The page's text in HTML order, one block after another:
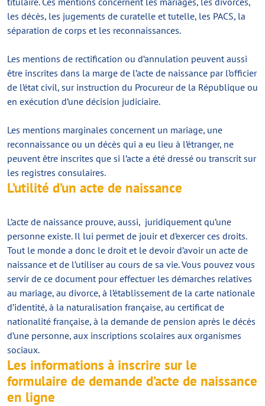
les décès, les jugements de curatelle et tutelle, les PACS, la
séparation de corps et les reconnaissances.
Les mentions de rectification ou d’annulation peuvent aussi
être inscrites dans la marge de l’acte de naissance par l’officier
de l’état civil, sur instruction du Procureur de la République ou
en exécution d’une décision judiciaire.
Les mentions marginales concernent un mariage, une
reconnaissance ou un décès qui a eu lieu à l’étranger, ne
peuvent être inscrites que si l’acte a été dressé ou transcrit sur
les registres consulaires.
L’utilité d’un acte de naissance
L’acte de naissance prouve, aussi, juridiquement qu’une
personne existe. Il lui permet de jouir et d’exercer ces droits.
Tout le monde a donc le droit et le devoir d’avoir un acte de
naissance et de l’utiliser au cours de sa vie. Vous pouvez vous
servir de ce document pour effectuer les démarches relatives
au mariage, au divorce, à l’établissement de la carte nationale
d’identité, à la naturalisation française, au certificat de
nationalité française, à la demande de pension après le décès
d’une personne, aux inscriptions scolaires aux organismes
sociaux.
Les informations à inscrire sur le
formulaire de demande d’acte de naissance
en ligne